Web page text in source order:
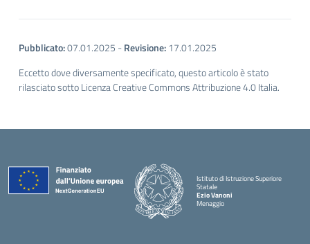
Pubblicato:07.01.2025 -Revisione:17.01.2025
Eccetto dove diversamente specificato, questo articolo è stato
rilasciato sotto Licenza Creative Commons Attribuzione 4.0 Italia.
Istituto di Istruzione Superiore
Statale
Ezio Vanoni
Menaggio
— Visita la pagina iniziale della scuola